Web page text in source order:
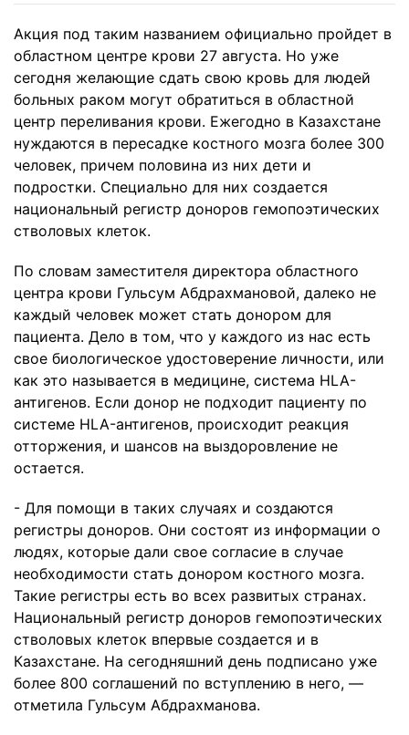
Акция под таким названием официально пройдет в
областном центре крови 27 августа. Но уже
сегодня желающие сдать свою кровь для людей
больных раком могут обратиться в областной
центр переливания крови. Ежегодно в Казахстане
нуждаются в пересадке костного мозга более 300
человек, причем половина из них дети и
подростки. Специально для них создается
национальный регистр доноров гемопоэтических
стволовых клеток.
По словам заместителя директора областного
центра крови Гульсум Абдрахмановой, далеко не
каждый человек может стать донором для
пациента. Дело в том, что у каждого из нас есть
свое биологическое удостоверение личности, или
как это называется в медицине, система HLA-
антигенов. Если донор не подходит пациенту по
системе HLA-антигенов, происходит реакция
отторжения, и шансов на выздоровление не
остается.
- Для помощи в таких случаях и создаются
регистры доноров. Они состоят из информации о
людях, которые дали свое согласие в случае
необходимости стать донором костного мозга.
Такие регистры есть во всех развитых странах.
Национальный регистр доноров гемопоэтических
стволовых клеток впервые создается и в
Казахстане. На сегодняшний день подписано уже
более 800 соглашений по вступлению в него, —
отметила Гульсум Абдрахманова.